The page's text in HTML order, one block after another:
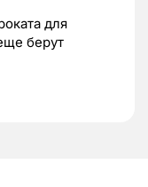
для
берут